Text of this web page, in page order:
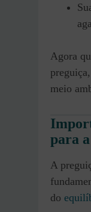
Agora
meio
para
A
do